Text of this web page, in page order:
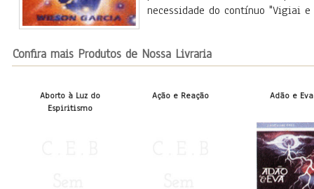
necessidade do contínuo "Vigiai e
Confira mais Produtos de Nossa Livraria
Aborto à Luz do
Espiritismo
Ação e Reação Adão e Eva